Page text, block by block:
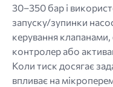
30–350 бар і
запуску/зупинки
керування
контролер або
Коли тиск досягає
впливає на